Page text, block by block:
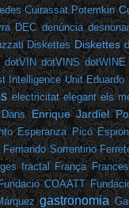
Cuirassat Potemkin
DEC denúncia
Diskettes Diskettes
dotVIN dotVINS dotWINE
Intelligence Unit Eduardo
electricitat elegant els
Enrique Jardiel
Esperanza Picó
Fernando Sorrentino
fractal França
COAATT
gastronomia